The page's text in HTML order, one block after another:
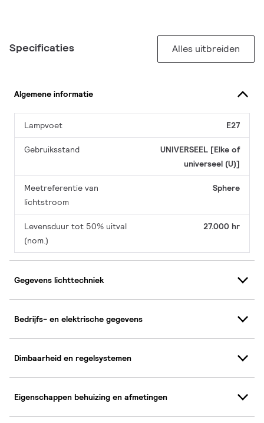
Specificaties Alles uitbreiden
Algemene informatie
Lampvoet E27
Gebruiksstand
UNIVERSEEL [Elke of
universeel (U)]
Meetreferentie van
lichtstroom
Sphere
Levensduur tot 50% uitval
(nom.)
27.000 hr
Gegevens lichttechniek
Bedrijfs- en elektrische gegevens
Dimbaarheid en regelsystemen
Eigenschappen behuizing en afmetingen